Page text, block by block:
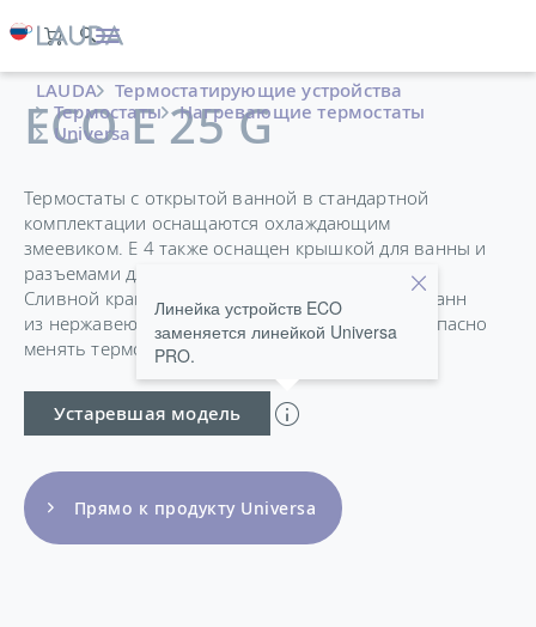
LAUDA
Термостатирующие устройства
Термостаты
Нагревающие термостаты
Universa
ECO E 25 G
Термостаты с открытой ванной в стандартной
комплектации оснащаются охлаждающим
змеевиком. E 4 также оснащен крышкой для ванны и
разъемами для подключения внешнего насоса.
Сливной кран на задней панели устройства у ванн
из нержавеющей стали позволяет легко и безопасно
менять термостатирующую жидкость.
Устаревшая модель
Линейка устройств ECO
заменяется линейкой Universa
PRO.
Прямо к продукту Universa